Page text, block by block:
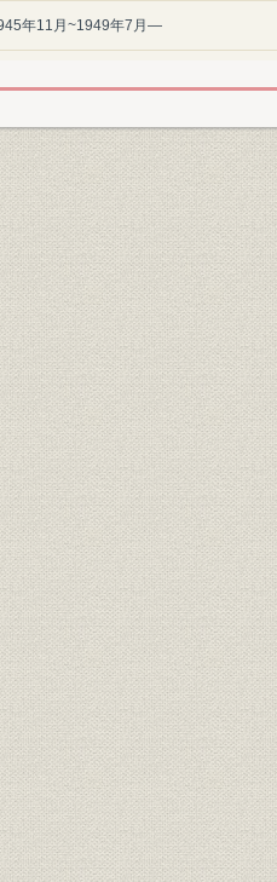
年11月~1949年7月―
の開発
取材
号
年7月~1959年12月―